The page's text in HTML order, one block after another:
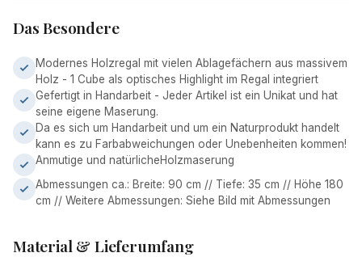
Das Besondere
Modernes Holzregal mit vielen Ablagefächern aus massivem
Holz - 1 Cube als optisches Highlight im Regal integriert
Gefertigt in Handarbeit - Jeder Artikel ist ein Unikat und hat
seine eigene Maserung.
Da es sich um Handarbeit und um ein Naturprodukt handelt
kann es zu Farbabweichungen oder Unebenheiten kommen!
Anmutige und natürlicheHolzmaserung
Abmessungen ca.: Breite: 90 cm // Tiefe: 35 cm // Höhe 180
cm // Weitere Abmessungen: Siehe Bild mit Abmessungen
Material & Lieferumfang